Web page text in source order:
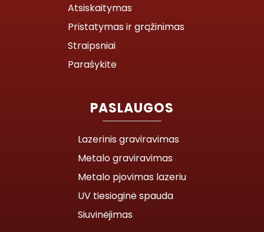
Atsiskaitymas
Pristatymas ir grąžinimas
Straipsniai
Parašykite
PASLAUGOS
Lazerinis graviravimas
Metalo graviravimas
Metalo pjovimas lazeriu
UV tiesioginė spauda
Siuvinėjimas